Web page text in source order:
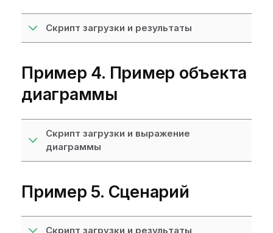
Скрипт загрузки и результаты
Пример 4. Пример объекта
диаграммы
Скрипт загрузки и выражение
диаграммы
Пример 5. Сценарий
Скрипт загрузки и результаты